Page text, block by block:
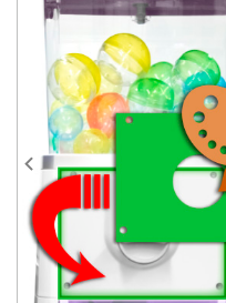
入荷スケジュー
カプセルトイマシン
カプセルトイ
販促用空カプセル
レンタル